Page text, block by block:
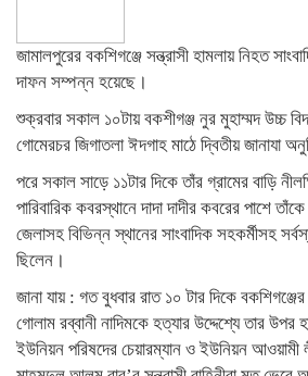
জামালপুরের বকশিগঞ্জে সন্ত্রাসী হামলায় নিহত
দাফন সম্পন্ন হয়েছে।
শুক্রবার সকাল ১০টায় বকশীগঞ্জ নুর মুহাম্মদ উচ্চ
গোমেরচর জিগাতলা ঈদগাহ মাঠে দ্বিতীয় জানাযা
পরে সকাল সাড়ে ১১টার দিকে তাঁর গ্রামের বাড়ি
পারিবারিক কবরস্থানে দাদা দাদীর কবরের পাশে
জেলাসহ বিভিন্ন স্থানের সাংবাদিক সহকর্মীসহ
ছিলেন।
জানা যায় : গত বুধবার রাত ১০ টার দিকে বকশিগঞ্জের
গোলাম রব্বানী নাদিমকে হত্যার উদ্দেশ্যে তার উপর
ইউনিয়ন পরিষদের চেয়ারম্যান ও ইউনিয়ন আওয়ামী